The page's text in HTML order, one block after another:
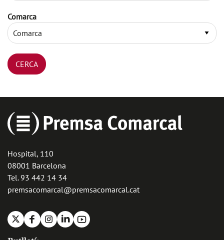
Comarca
Hospital, 110
08001 Barcelona
Tel. 93 442 14 34
premsacomarcal@premsacomarcal.cat
X FacebookInstagram
LinkedinYoutube